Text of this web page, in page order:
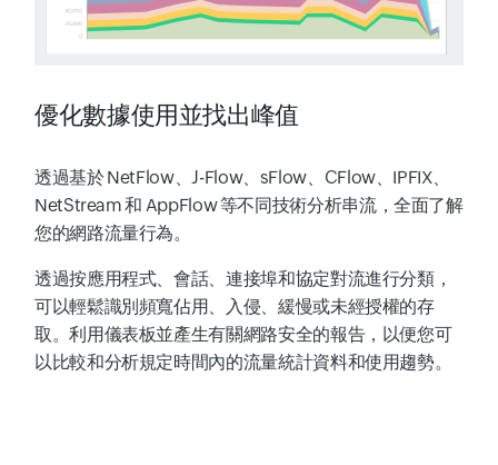
優化數據使用並找出峰值
透過基於 NetFlow、J-Flow、sFlow、CFlow、IPFIX、
NetStream 和 AppFlow 等不同技術分析串流，全面了解
您的網路流量行為。
透過按應用程式、會話、連接埠和協定對流進行分類，
可以輕鬆識別頻寬佔用、入侵、緩慢或未經授權的存
取。利用儀表板並產生有關網路安全的報告，以便您可
以比較和分析規定時間內的流量統計資料和使用趨勢。